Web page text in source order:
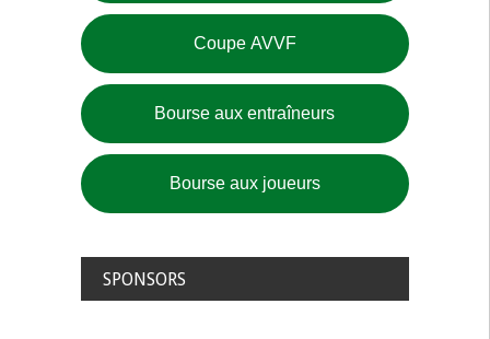
Coupe AVVF
Bourse aux entraîneurs
Bourse aux joueurs
SPONSORS